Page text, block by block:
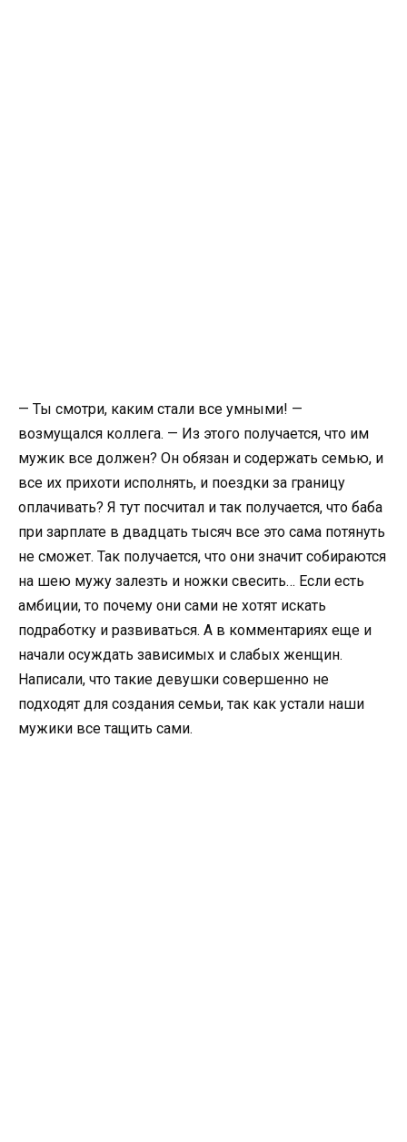
— Ты смотри, каким стали все умными! —
возмущался коллега. — Из этого получается, что им
мужик все должен? Он обязан и содержать семью, и
все их прихоти исполнять, и поездки за границу
оплачивать? Я тут посчитал и так получается, что баба
при зарплате в двадцать тысяч все это сама потянуть
не сможет. Так получается, что они значит собираются
на шею мужу залезть и ножки свесить… Если есть
амбиции, то почему они сами не хотят искать
подработку и развиваться. А в комментариях еще и
начали осуждать зависимых и слабых женщин.
Написали, что такие девушки совершенно не
подходят для создания семьи, так как устали наши
мужики все тащить сами.